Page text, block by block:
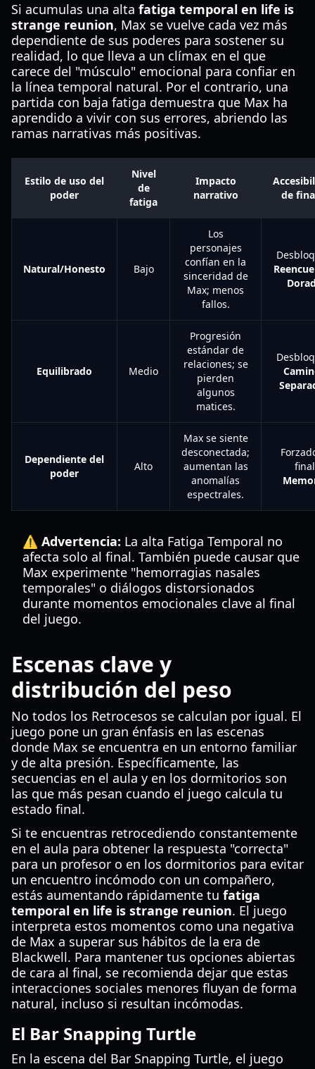
Si acumulas una alta fatiga temporal en life is
strange reunion, Max se vuelve cada vez más
dependiente de sus poderes para sostener su
realidad, lo que lleva a un clímax en el que
carece del "músculo" emocional para confiar en
la línea temporal natural. Por el contrario, una
partida con baja fatiga demuestra que Max ha
aprendido a vivir con sus errores, abriendo las
ramas narrativas más positivas.
Estilo de uso del
poder
Nivel
de
fatiga
Impacto
narrativo
de
Natural/Honesto Bajo
Los
personajes
confían en la
sinceridad de
Max; menos
fallos.
Equilibrado Medio
Progresión
estándar de
relaciones; se
pierden
algunos
matices.
Dependiente del
poder
Alto
Max se siente
desconectada;
aumentan las
anomalías
espectrales.
final
⚠️ Advertencia: La alta Fatiga Temporal no
afecta solo al final. También puede causar que
Max experimente "hemorragias nasales
temporales" o diálogos distorsionados
durante momentos emocionales clave al final
del juego.
Escenas clave y
distribución del peso
No todos los Retrocesos se calculan por igual. El
juego pone un gran énfasis en las escenas
donde Max se encuentra en un entorno familiar
y de alta presión. Específicamente, las
secuencias en el aula y en los dormitorios son
las que más pesan cuando el juego calcula tu
estado final.
Si te encuentras retrocediendo constantemente
en el aula para obtener la respuesta "correcta"
para un profesor o en los dormitorios para evitar
un encuentro incómodo con un compañero,
estás aumentando rápidamente tu fatiga
temporal en life is strange reunion. El juego
interpreta estos momentos como una negativa
de Max a superar sus hábitos de la era de
Blackwell. Para mantener tus opciones abiertas
de cara al final, se recomienda dejar que estas
interacciones sociales menores fluyan de forma
natural, incluso si resultan incómodas.
El Bar Snapping Turtle
En la escena del Bar Snapping Turtle, el juego